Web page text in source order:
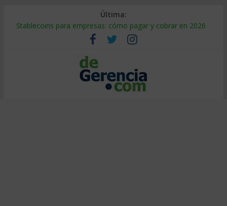
Última:
Stablecoins para empresas: cómo pagar y cobrar en 2026
Despido silencioso: qué es y por qué sale tan caro
IA en selección de personal: cómo auditarla a tiempo
Trabajo forzoso en la cadena de suministro: qué hacer
Mercado hispano de EE. UU.: cómo segmentarlo y venderle